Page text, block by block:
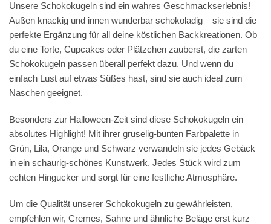
Unsere Schokokugeln sind ein wahres Geschmackserlebnis!
Außen knackig und innen wunderbar schokoladig – sie sind die
perfekte Ergänzung für all deine köstlichen Backkreationen. Ob
du eine Torte, Cupcakes oder Plätzchen zauberst, die zarten
Schokokugeln passen überall perfekt dazu. Und wenn du
einfach Lust auf etwas Süßes hast, sind sie auch ideal zum
Naschen geeignet.
Besonders zur Halloween-Zeit sind diese Schokokugeln ein
absolutes Highlight! Mit ihrer gruselig-bunten Farbpalette in
Grün, Lila, Orange und Schwarz verwandeln sie jedes Gebäck
in ein schaurig-schönes Kunstwerk. Jedes Stück wird zum
echten Hingucker und sorgt für eine festliche Atmosphäre.
Um die Qualität unserer Schokokugeln zu gewährleisten,
empfehlen wir, Cremes, Sahne und ähnliche Beläge erst kurz